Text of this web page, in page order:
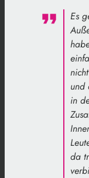
Es
und
in
da